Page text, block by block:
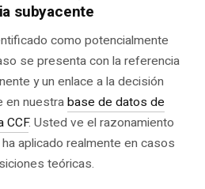
subyacente
como potencialmente
se presenta con la referencia
y un enlace a la decisión
en nuestrabase de datos de
CCF. Usted ve el razonamiento
aplicado realmente en casos
teóricas.